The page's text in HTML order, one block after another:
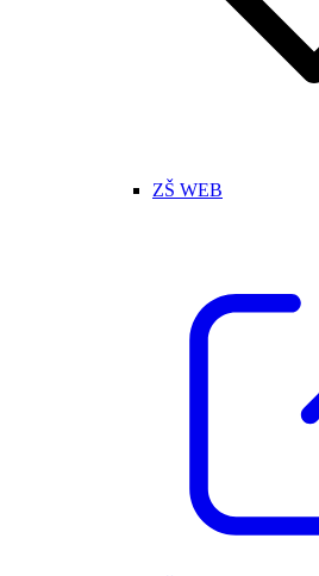
ZŠ WEB